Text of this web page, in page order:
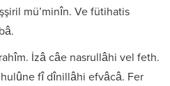
mü’minîn. Ve fütihatis
İzâ câe nasrullâhi vel feth.
fî dînillâhi efvâcâ. Fer